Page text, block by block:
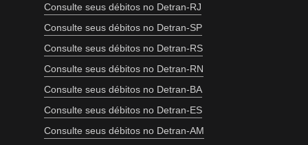
Consulte seus débitos no Detran-RJ
Consulte seus débitos no Detran-SP
Consulte seus débitos no Detran-RS
Consulte seus débitos no Detran-RN
Consulte seus débitos no Detran-BA
Consulte seus débitos no Detran-ES
Consulte seus débitos no Detran-AM